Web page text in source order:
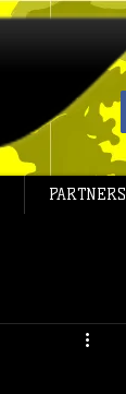
PARTNERS